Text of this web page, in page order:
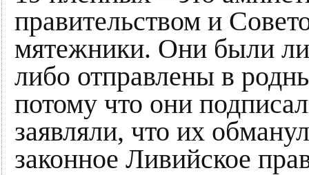
правительством и
мятежники. Они были
либо отправлены в
потому что они
заявляли, что их
законное Ливийское